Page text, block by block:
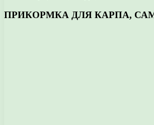
ПРИКОРМКА ДЛЯ КАРПА,